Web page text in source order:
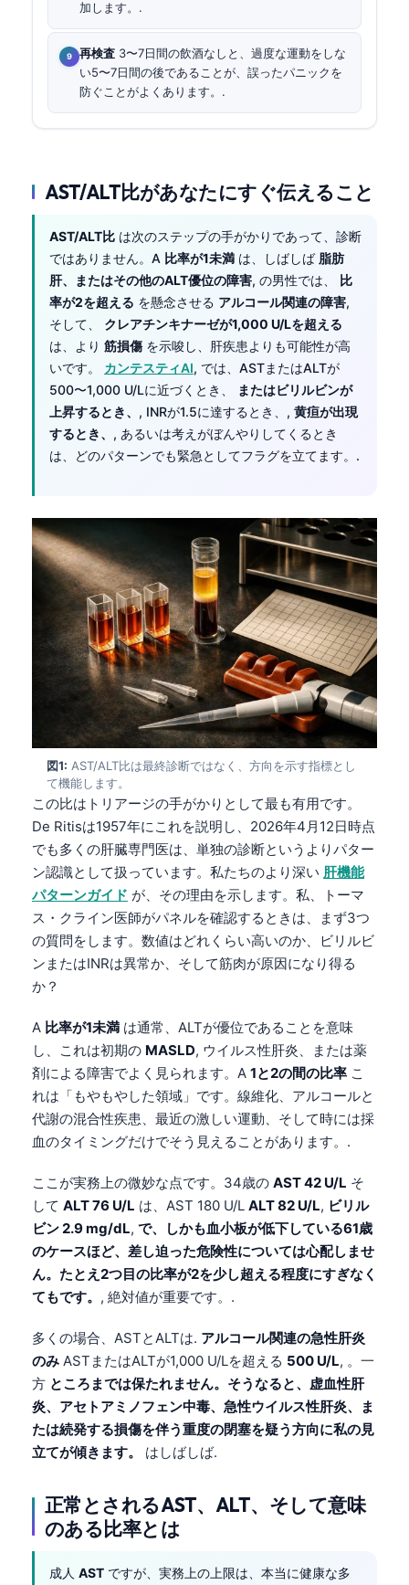
加します。.
再検査 3〜7日間の飲酒なしと、過度な運動をしな
い5〜7日間の後であることが、誤ったパニックを
防ぐことがよくあります。.
AST/ALT比があなたにすぐ伝えること
AST/ALT比 は次のステップの手がかりであって、診断
ではありません。A 比率が1未満 は、しばしば 脂肪
肝、またはその他のALT優位の障害, の男性では、
比
率が2を超える を懸念させる アルコール関連の障害,
そして、 クレアチンキナーゼが1,000 U/Lを超える
は、より 筋損傷 を示唆し、肝疾患よりも可能性が高
いです。 カンテスティAI, では、ASTまたはALTが
500〜1,000 U/Lに近づくとき、
またはビリルビンが
上昇するとき、 , INRが1.5に達するとき、, 黄疸が出現
するとき、 , あるいは考えがぼんやりしてくるとき
は、どのパターンでも緊急としてフラグを立てます。.
図1: AST/ALT比は最終診断ではなく、方向を示す指標とし
て機能します。
この比はトリアージの手がかりとして最も有用です。
De Ritisは1957年にこれを説明し、2026年4月12日時点
でも多くの肝臓専門医は、単独の診断というよりパター
ン認識として扱っています。私たちのより深い 肝機能
パターンガイド が、その理由を示します。私、トーマ
ス・クライン医師がパネルを確認するときは、まず3つ
の質問をします。数値はどれくらい高いのか、ビリルビ
ンまたはINRは異常か、そして筋肉が原因になり得る
か？
A 比率が1未満 は通常、ALTが優位であることを意味
し、これは初期の MASLD, ウイルス性肝炎、または薬
剤による障害でよく見られます。A 1と2の間の比率 こ
れは「もやもやした領域」です。線維化、アルコールと
代謝の混合性疾患、最近の激しい運動、そして時には採
血のタイミングだけでそう見えることがあります。.
ここが実務上の微妙な点です。34歳の AST 42 U/L そ
して ALT 76 U/L は、AST 180 U/L ALT 82 U/L, ビリル
ビン 2.9 mg/dL, で、しかも血小板が低下している61歳
のケースほど、差し迫った危険性については心配しませ
ん。たとえ2つ目の比率が2を少し超える程度にすぎなく
てもです。 , 絶対値が重要です。.
多くの場合、ASTとALTは. アルコール関連の急性肝炎
のみ ASTまたはALTが1,000 U/Lを超える 500 U/L, 。一
方 ところまでは保たれません。そうなると、虚血性肝
炎、アセトアミノフェン中毒、急性ウイルス性肝炎、ま
たは続発する損傷を伴う重度の閉塞を疑う方向に私の見
立てが傾きます。
はしばしば.
正常とされるAST、ALT、そして意味
のある比率とは
成人 AST ですが、実務上の上限は、本当に健康な多